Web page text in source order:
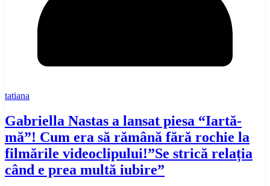
tatiana
Gabriella Nastas a lansat piesa “Iartă-
mă”! Cum era să rămână fără rochie la
filmările videoclipului!”Se strică relația
când e prea multă iubire”